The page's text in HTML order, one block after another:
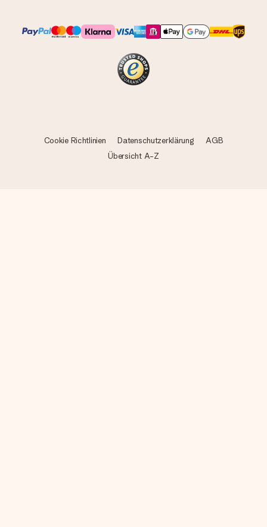
Cookie Richtlinien Datenschutzerklärung
AGB
Übersicht A-Z